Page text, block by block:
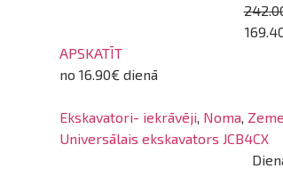
APSKATĪT
no 16.90€ dienā
Ekskavatori- iekrāvēji Noma
Universālais ekskavators JCB4CX